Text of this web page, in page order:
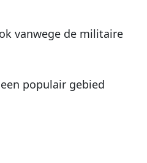
vanwege de militaire
populair gebied